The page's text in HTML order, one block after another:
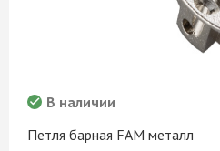
Петля барная FAM металл
В наличии